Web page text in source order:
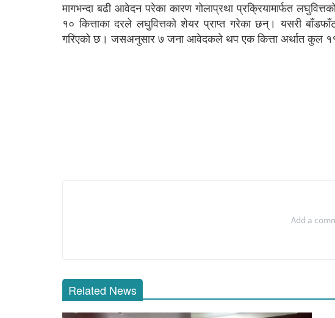
मागभन्दा बढी आवेदन परेका कारण गोलाप्रथा प्रक्रियामार्फत
१० कित्ताका दरले लघुवित्तको शेयर प्राप्त गरेका छन्। यसरी
गरिएको छ। जसअनुसार ७ जना आवेदकले थप एक कित्ता अर्थात कुल ११
Add a
Related News